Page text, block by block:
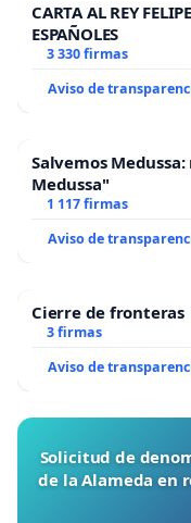
CARTA AL REY
ESPAÑOLES
3 330 firmas
Aviso de
Salvemos
Medussa"
1 117 firmas
Aviso de
Cierre de fronteras
3 firmas
Aviso de
Solicitud de
de la Alameda en